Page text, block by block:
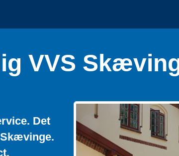
VVS
Det